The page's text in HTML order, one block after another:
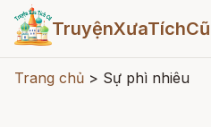
TruyệnXưaTíchCũ
Trang chủ > Sự phì nhiêu